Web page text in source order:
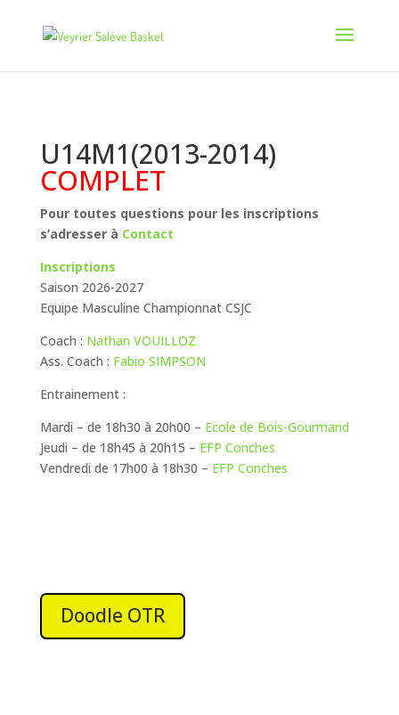
U14M1(2013-2014)
COMPLET
Pour toutes questions pour les inscriptions
s’adresser à Contact
Inscriptions
Saison 2026-2027
Equipe Masculine Championnat CSJC
Coach : Nathan VOUILLOZ
Ass. Coach : Fabio SIMPSON
Entrainement :
Mardi – de 18h30 à 20h00 – Ecole de Bois-Gourmand
Jeudi – de 18h45 à 20h15 – EFP Conches
Vendredi de 17h00 à 18h30 – EFP Conches
Doodle OTR